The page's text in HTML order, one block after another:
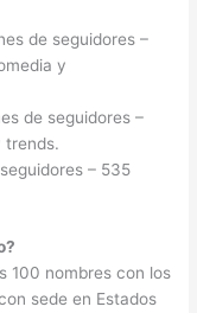
de seguidores –
y
de seguidores –
trends.
– 535
100 nombres con los
sede en Estados